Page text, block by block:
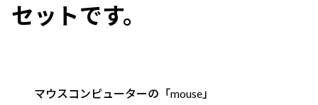
セットです。
マウスコンピューターの「mouse」